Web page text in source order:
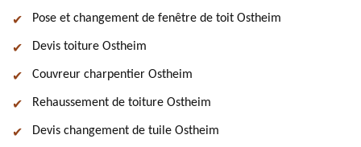
Pose et changement de fenêtre de toit Ostheim
Devis toiture Ostheim
Couvreur charpentier Ostheim
Rehaussement de toiture Ostheim
Devis changement de tuile Ostheim